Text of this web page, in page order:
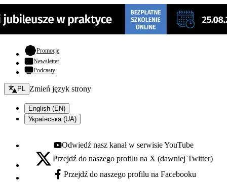
Promocje- otwiera się w nowej karcie
Newsletter
Podcasty
Zmień język - bieżący:
PL Zmień język strony
English (EN)
Українська (UA)
Youtube - otwiera się w nowej karcie
Odwiedź nasz kanał w serwisie YouTube
X - otwiera się w nowej karcie
Przejdź do naszego profilu na X (dawniej Twitter)
Facebook - otwiera się w nowej karcie
Przejdź do naszego profilu na Facebooku